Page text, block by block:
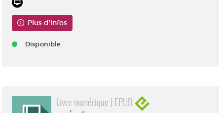
Plus d'infos
Disponible
Livre numérique | EPUB